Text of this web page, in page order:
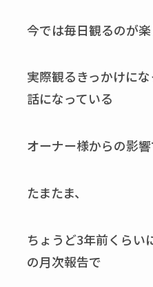
今では毎日観るのが楽
実際観るきっかけに
話になっている
オーナー様からの影響
たまたま、
ちょうど3年前くらい
の月次報告で